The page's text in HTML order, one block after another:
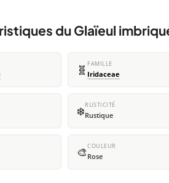
du Glaïeul
🧬 FAMILLE
Iridaceae
❄️RUSTICITÉ
Rustique
🎨COULEUR
Rose